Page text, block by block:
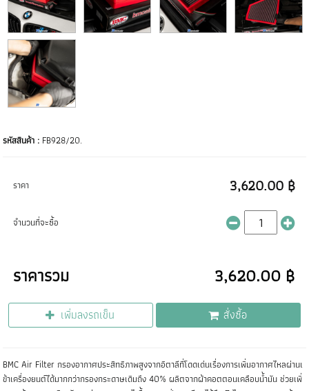
รหัสสินค้า : FB928/20.
ราคา 3,620.00 ฿
จำนวนที่จะซื้อ
ราคารวม 3,620.00 ฿
เพิ่มลงรถเข็น สั่งซื้อ
BMC Air Filter กรองอากาศประสิทธิภาพสูงจากอิตาลีที่โดดเด่นเรื่องการเพิ่มอากาศไหลผ่านเ
ข้าเครื่องยนต์ได้มากกว่ากรองกระดาษเดิมถึง 40% ผลิตจากผ้าคอตตอนเคลือบน้ำมัน ช่วยเพิ่